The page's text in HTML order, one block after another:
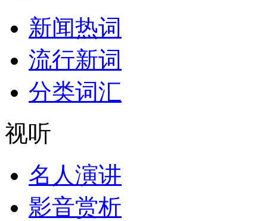
新闻热词
流行新词
分类词汇
视听
名人演讲
影音赏析